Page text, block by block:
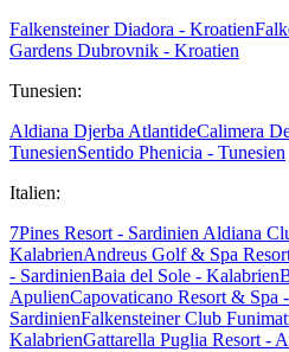
Falkensteiner Diadora - Kroatien
Gardens Dubrovnik - Kroatien
Tunesien:
Aldiana Djerba AtlantideCalimera
TunesienSentido Phenicia - Tunesien
Italien:
7Pines Resort - Sardinien Aldiana
KalabrienAndreus Golf & Spa
- SardinienBaia del Sole - Kalabrien
ApulienCapovaticano Resort & Spa
SardinienFalkensteiner Club
KalabrienGattarella Puglia Resort -